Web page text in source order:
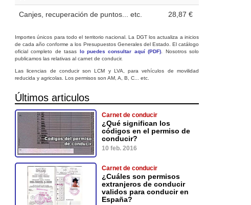
Canjes, recuperación de puntos... etc. 28,87 €
Importes únicos para todo el territorio nacional. La DGT los actualiza a inicios
de cada año conforme a los Presupuestos Generales del Estado. El catálogo
oficial completo de tasas lo puedes consultar aquí (PDF) . Nosotros solo
publicamos las relativas al carnet de conducir.
Las licencias de conducir son LCM y LVA, para vehículos de movilidad
reducida y agricolas. Los permisos son AM, A, B, C... etc.
Últimos articulos
Carnet de conducir
¿Qué significan los
códigos en el permiso de
conducir?
10 feb. 2016
Carnet de conducir
¿Cuáles son permisos
extranjeros de conducir
validos para conducir en
España?